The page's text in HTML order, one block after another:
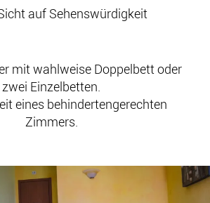
auf Sehenswürdigkeit
mit wahlweise Doppelbett oder
zwei Einzelbetten.
eines behindertengerechten
Zimmers.